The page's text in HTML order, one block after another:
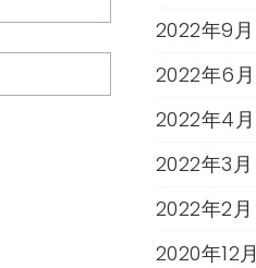
2022年9月
2022年6月
2022年4月
2022年3月
2022年2月
2020年12月